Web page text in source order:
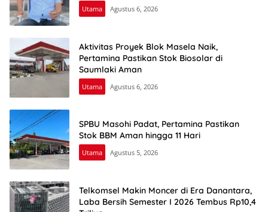
Utama Agustus 6, 2026
Aktivitas Proyek Blok Masela Naik,
Pertamina Pastikan Stok Biosolar di
Saumlaki Aman
Utama Agustus 6, 2026
SPBU Masohi Padat, Pertamina Pastikan
Stok BBM Aman hingga 11 Hari
Utama Agustus 5, 2026
Telkomsel Makin Moncer di Era Danantara,
Laba Bersih Semester I 2026 Tembus Rp10,4